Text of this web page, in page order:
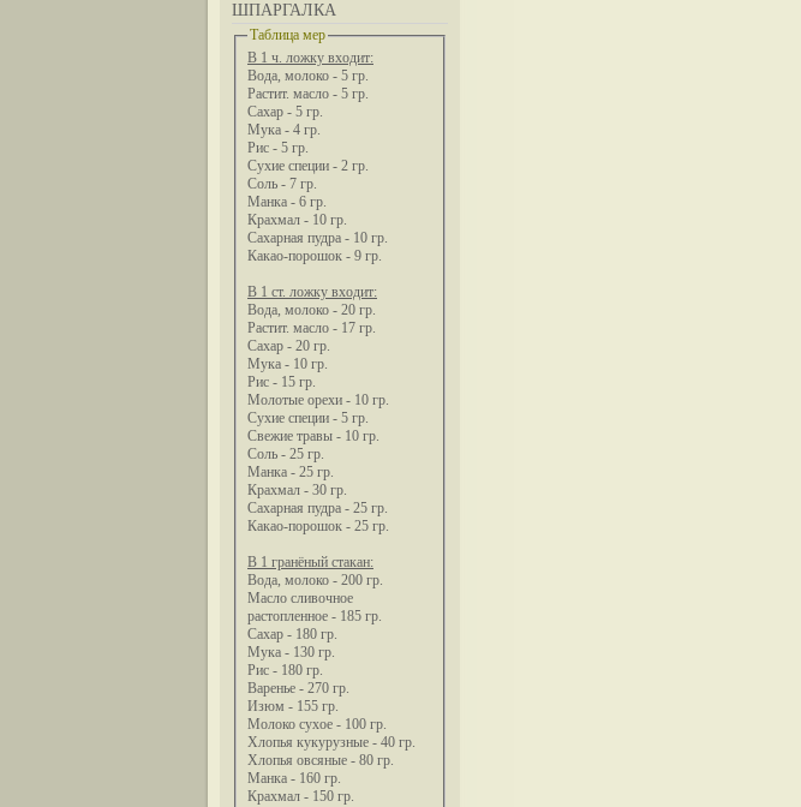
ШПАРГАЛКА
Таблица мер
В 1 ч. ложку входит:
Вода, молоко - 5 гр.
Растит. масло - 5 гр.
Сахар - 5 гр.
Мука - 4 гр.
Рис - 5 гр.
Сухие специи - 2 гр.
Соль - 7 гр.
Манка - 6 гр.
Крахмал - 10 гр.
Сахарная пудра - 10 гр.
Какао-порошок - 9 гр.
В 1 ст. ложку входит:
Вода, молоко - 20 гр.
Растит. масло - 17 гр.
Сахар - 20 гр.
Мука - 10 гр.
Рис - 15 гр.
Молотые орехи - 10 гр.
Сухие специи - 5 гр.
Свежие травы - 10 гр.
Соль - 25 гр.
Манка - 25 гр.
Крахмал - 30 гр.
Сахарная пудра - 25 гр.
Какао-порошок - 25 гр.
В 1 гранёный стакан:
Вода, молоко - 200 гр.
Масло сливочное
растопленное - 185 гр.
Сахар - 180 гр.
Мука - 130 гр.
Рис - 180 гр.
Варенье - 270 гр.
Изюм - 155 гр.
Молоко сухое - 100 гр.
Хлопья кукурузные - 40 гр.
Хлопья овсяные - 80 гр.
Манка - 160 гр.
Крахмал - 150 гр.